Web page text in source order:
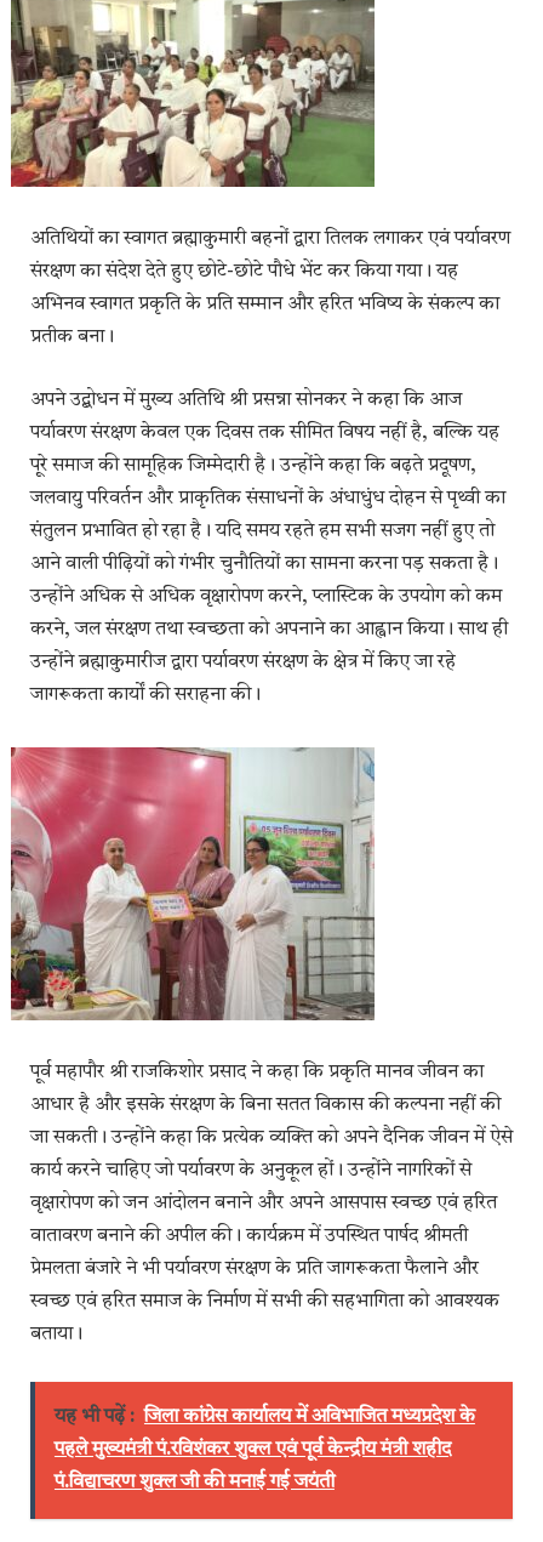
अतिथियों का स्वागत ब्रह्माकुमारी बहनों द्वारा तिलक लगाकर एवं पर्यावरण
संरक्षण का संदेश देते हुए छोटे-छोटे पौधे भेंट कर किया गया। यह
अभिनव स्वागत प्रकृति के प्रति सम्मान और हरित भविष्य के संकल्प का
प्रतीक बना।
अपने उ‌द्बोधन में मुख्य अतिथि श्री प्रसन्ना सोनकर ने कहा कि आज
पर्यावरण संरक्षण केवल एक दिवस तक सीमित विषय नहीं है, बल्कि यह
पूरे समाज की सामूहिक जिम्मेदारी है। उन्होंने कहा कि बढ़ते प्रदूषण,
जलवायु परिवर्तन और प्राकृतिक संसाधनों के अंधाधुंध दोहन से पृथ्वी का
संतुलन प्रभावित हो रहा है। यदि समय रहते हम सभी सजग नहीं हुए तो
आने वाली पीढ़ियों को गंभीर चुनौतियों का सामना करना पड़ सकता है।
उन्होंने अधिक से अधिक वृक्षारोपण करने, प्लास्टिक के उपयोग को कम
करने, जल संरक्षण तथा स्वच्छता को अपनाने का आह्वान किया। साथ ही
उन्होंने ब्रह्माकुमारीज द्वारा पर्यावरण संरक्षण के क्षेत्र में किए जा रहे
जागरूकता कार्यों की सराहना की।
पूर्व महापौर श्री राजकिशोर प्रसाद ने कहा कि प्रकृति मानव जीवन का
आधार है और इसके संरक्षण के बिना सतत विकास की कल्पना नहीं की
जा सकती। उन्होंने कहा कि प्रत्येक व्यक्ति को अपने दैनिक जीवन में ऐसे
कार्य करने चाहिए जो पर्यावरण के अनुकूल हों। उन्होंने नागरिकों से
वृक्षारोपण को जन आंदोलन बनाने और अपने आसपास स्वच्छ एवं हरित
वातावरण बनाने की अपील की। कार्यक्रम में उपस्थित पार्षद श्रीमती
प्रेमलता बंजारे ने भी पर्यावरण संरक्षण के प्रति जागरूकता फैलाने और
स्वच्छ एवं हरित समाज के निर्माण में सभी की सहभागिता को आवश्यक
बताया।
यह भी पढ़ें : जिला कांग्रेस कार्यालय में अविभाजित मध्यप्रदेश के
पहले मुख्यमंत्री पं.रविशंकर शुक्ल एवं पूर्व केन्द्रीय मंत्री शहीद
पं.विद्याचरण शुक्ल जी की मनाई गई जयंती